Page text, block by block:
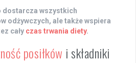
dostarcza wszystkich
odżywczych, ale także wspiera
cały czas trwania diety.
posiłków i składniki